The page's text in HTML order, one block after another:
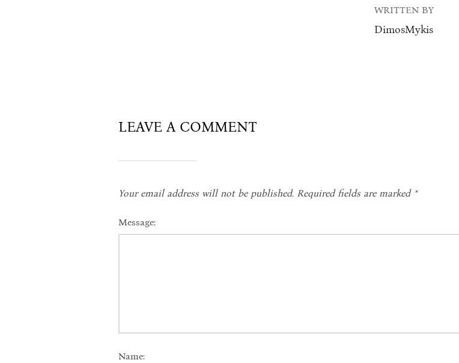
WRITTEN BY
DimosMykis
LEAVE A COMMENT
Your email address will not be published. Required fields are marked *
Message:
Name: